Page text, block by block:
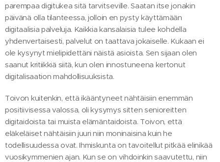
parempaa digitukea sitä tarvitseville. Saatan itse jonakin
päivänä olla tilanteessa, jolloin en pysty käyttämään
digitaalisia palveluja. Kaikkia kansalaisia tulee kohdella
yhdenvertaisesti, palvelut on taattava jokaiselle. Kukaan ei
ole kysynyt mielipidettäni näistä asioista. Sen sijaan olen
saanut kritiikkiä siitä, kun olen innostuneena kertonut
digitalisaation mahdollisuuksista.
Toivon kuitenkin, että ikääntyneet nähtäisiin enemmän
positiivisessa valossa, oli kysymys sitten senioreitten
digitaidoista tai muista elämäntaidoista. Toivon, että
eläkeläiset nähtäisiin juuri niin moninaisina kuin he
todellisuudessa ovat. Ihmiskunta on tavoitellut pitkää elinikää
vuosikymmenien ajan. Kun se on vihdoinkin saavutettu, niin